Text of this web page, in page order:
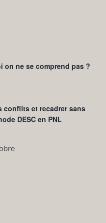
on ne se comprend pas ?
conflits et recadrer sans
DESC en PNL